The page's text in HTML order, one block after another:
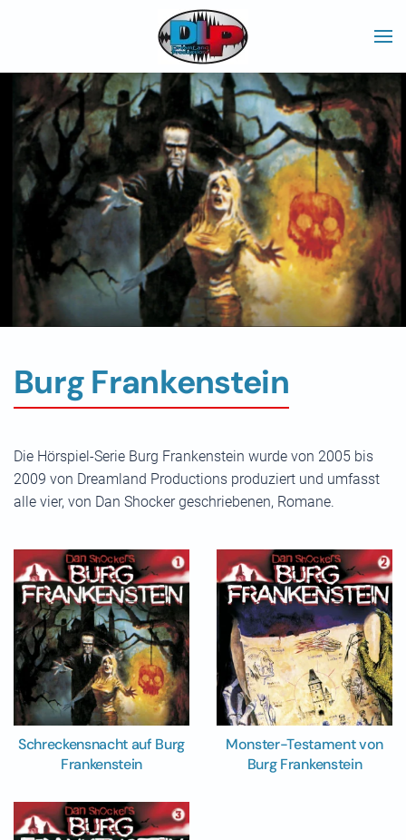
Skip to main content
Burg Frankenstein
Die Hörspiel-Serie Burg Frankenstein wurde von 2005 bis
2009 von Dreamland Productions produziert und umfasst
alle vier, von Dan Shocker geschriebenen, Romane.
Schreckensnacht auf Burg
Frankenstein
Monster-Testament von
Burg Frankenstein